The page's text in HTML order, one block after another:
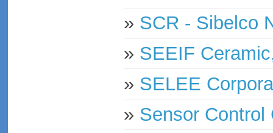
» SCR - Sibelco
» SEEIF
» SELEE
» Sensor Control